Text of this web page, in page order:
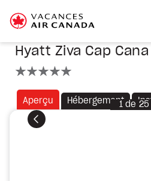
Hyatt Ziva Cap Cana
Aperçu Hébergement
Précédent
1de 25